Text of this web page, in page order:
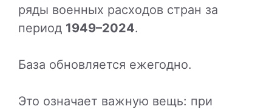
ряды военных расходов стран за
период 1949–2024.
База обновляется ежегодно.
Это означает важную вещь: при